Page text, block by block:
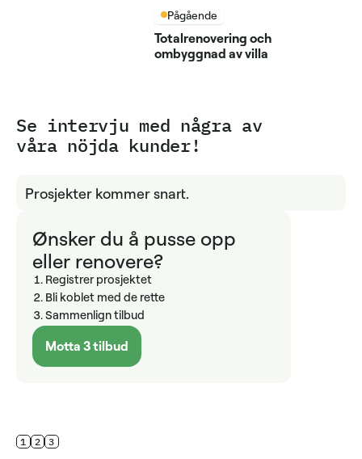
Pågående
Totalrenovering och
ombyggnad av villa
Se intervju med några av
våra nöjda kunder!
Prosjekter kommer snart.
Ønsker du å pusse opp
eller renovere?
Registrer prosjektet
Bli koblet med de rette
Sammenlign tilbud
Motta 3 tilbud
1 2 3